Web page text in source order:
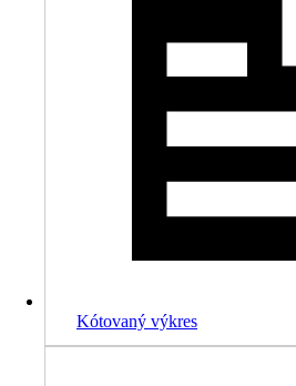
Kótovaný výkres